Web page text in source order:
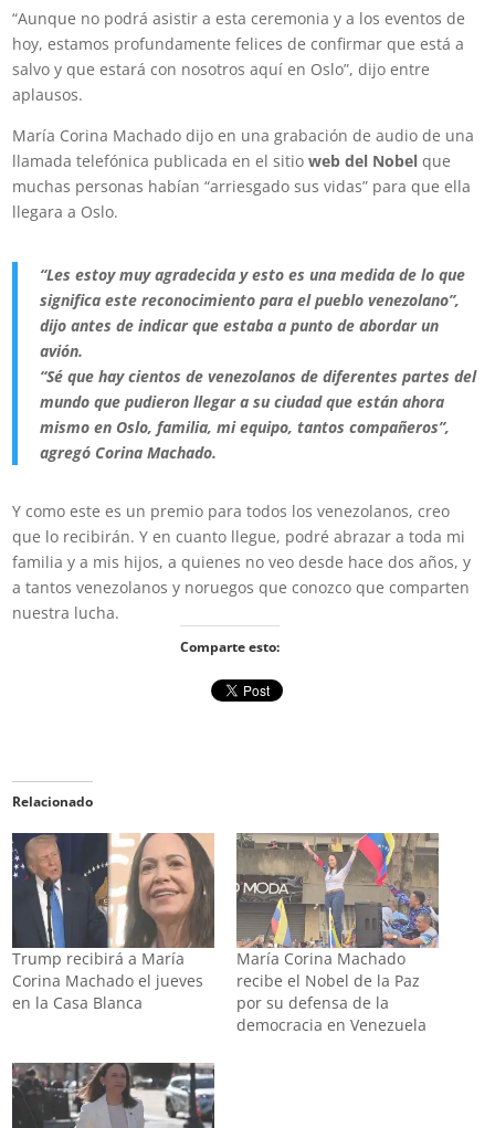
“Aunque no podrá asistir a esta ceremonia y a los eventos de
hoy, estamos profundamente felices de confirmar que está a
salvo y que estará con nosotros aquí en Oslo”, dijo entre
aplausos.
María Corina Machado dijo en una grabación de audio de una
llamada telefónica publicada en el sitioweb del Nobelque
muchas personas habían “arriesgado sus vidas” para que ella
llegara a Oslo.
“Les estoy muy agradecida y esto es una medida de lo que
significa este reconocimiento para el pueblo venezolano”,
dijo antes de indicar que estaba a punto de abordar un
avión.
“Sé que hay cientos de venezolanos de diferentes partes del
mundo que pudieron llegar a su ciudad que están ahora
mismo en Oslo, familia, mi equipo, tantos compañeros”,
agregó Corina Machado.
Y como este es un premio para todos los venezolanos, creo
que lo recibirán. Y en cuanto llegue, podré abrazar a toda mi
familia y a mis hijos, a quienes no veo desde hace dos años, y
a tantos venezolanos y noruegos que conozco que comparten
nuestra lucha.
Comparte esto:
Relacionado
Trump recibirá a María
Corina Machado el jueves
en la Casa Blanca
María Corina Machado
recibe el Nobel de la Paz
por su defensa de la
democracia en Venezuela